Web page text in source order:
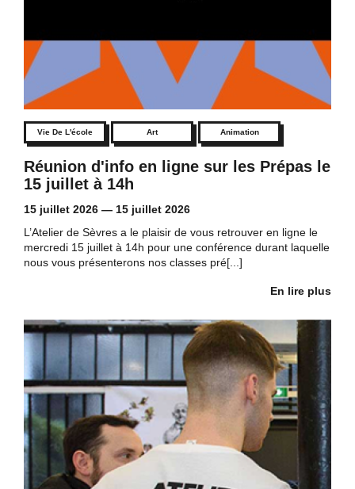
Vie De L'école Art Animation
Réunion d'info en ligne sur les Prépas le
15 juillet à 14h
15 juillet 2026 — 15 juillet 2026
L’Atelier de Sèvres a le plaisir de vous retrouver en ligne le
mercredi 15 juillet à 14h pour une conférence durant laquelle
nous vous présenterons nos classes pré[...]
En lire plus